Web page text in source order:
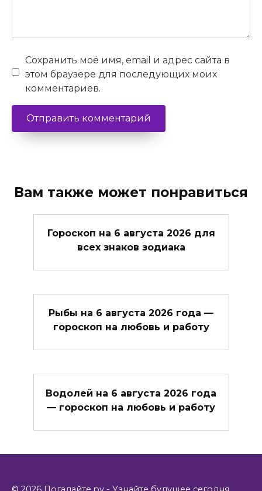
Сохранить моё имя, email и адрес сайта в
этом браузере для последующих моих
комментариев.
Вам также может понравиться
Гороскоп на 6 августа 2026 для
всех знаков зодиака
Рыбы на 6 августа 2026 года —
гороскоп на любовь и работу
Водолей на 6 августа 2026 года
— гороскоп на любовь и работу